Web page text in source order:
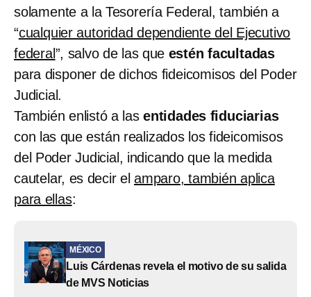
solamente a la Tesorería Federal, también a
“cualquier autoridad dependiente del Ejecutivo
federal”, salvo de las que estén facultadas
para disponer de dichos fideicomisos del Poder
Judicial.
También enlistó a las entidades fiduciarias
con las que están realizados los fideicomisos
del Poder Judicial, indicando que la medida
cautelar, es decir elamparo, también aplica
para ellas:
MÉXICO
Luis Cárdenas revela el motivo de su salida
de MVS Noticias